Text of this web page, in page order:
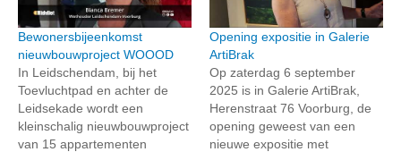
Bewonersbijeenkomst
nieuwbouwproject WOOOD
In Leidschendam, bij het
Toevluchtpad en achter de
Leidsekade wordt een
kleinschalig nieuwbouwproject
van 15 appartementen
Opening expositie in Galerie
ArtiBrak
Op zaterdag 6 september
2025 is in Galerie ArtiBrak,
Herenstraat 76 Voorburg, de
opening geweest van een
nieuwe expositie met